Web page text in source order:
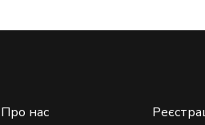
Про нас